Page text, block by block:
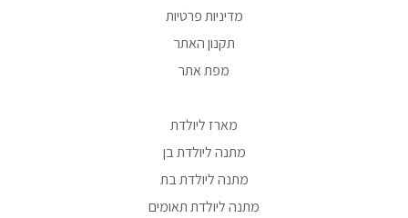
מדיניות פרטיות
תקנון האתר
מפת אתר
מארז ליולדת
מתנה ליולדת בן
מתנה ליולדת בת
מתנה ליולדת תאומים